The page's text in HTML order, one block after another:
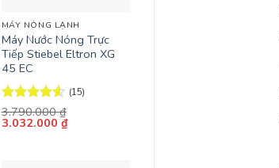
MÁY NÓNG LẠNH
Máy Nước Nóng Trực
Tiếp Stiebel Eltron XG
45 EC
Được xếp
hạng4.6
(15)
3.790.000₫
Giá
3.032.000 ₫Giá
hiện